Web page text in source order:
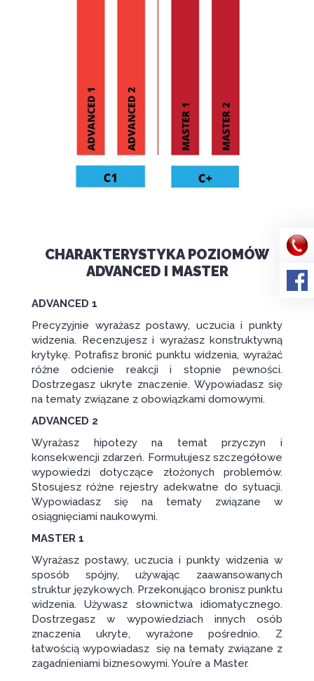
CHARAKTERYSTYKA POZIOMÓW
ADVANCED I MASTER
ADVANCED 1
Precyzyjnie wyrażasz postawy, uczucia i punkty
widzenia. Recenzujesz i wyrażasz konstruktywną
krytykę. Potrafisz bronić punktu widzenia, wyrażać
różne odcienie reakcji i stopnie pewności.
Dostrzegasz ukryte znaczenie. Wypowiadasz się
na tematy związane z obowiązkami domowymi.
ADVANCED 2
Wyrażasz hipotezy na temat przyczyn i
konsekwencji zdarzeń. Formułujesz szczegółowe
wypowiedzi dotyczące złożonych problemów.
Stosujesz różne rejestry adekwatne do sytuacji.
Wypowiadasz się na tematy związane w
osiągnięciami naukowymi.
MASTER 1
Wyrażasz postawy, uczucia i punkty widzenia w
sposób spójny, używając zaawansowanych
struktur językowych. Przekonująco bronisz punktu
widzenia. Używasz słownictwa idiomatycznego.
Dostrzegasz w wypowiedziach innych osób
znaczenia ukryte, wyrażone pośrednio. Z
łatwością wypowiadasz się na tematy związane z
zagadnieniami biznesowymi. You’re a Master.